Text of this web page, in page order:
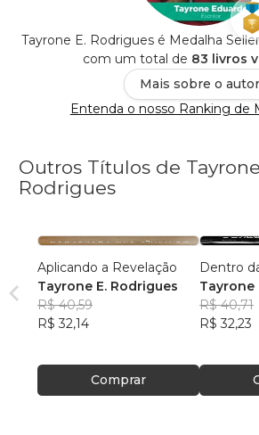
Tayrone E. Rodrigues é Medalha
com um total de 83 livros
Mais sobre o autor
Entenda o nosso Ranking de
Outros Títulos de
Rodrigues
Aplicando a Revelação
Tayrone E. Rodrigues
R$ 40,59
R$ 32,14
Comprar
Dentro
Tayrone
R$ 40,71
R$ 32,23